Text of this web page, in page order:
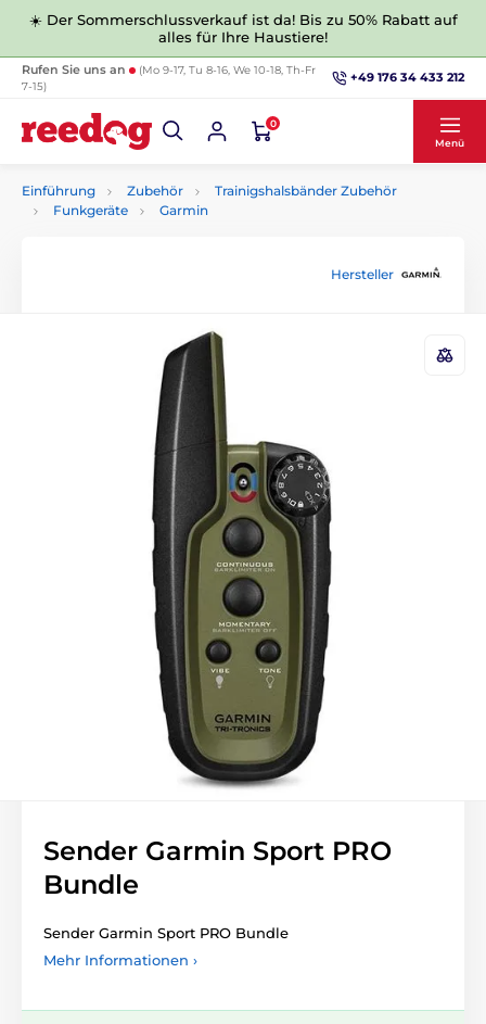
☀️ Der Sommerschlussverkauf ist da! Bis zu 50% Rabatt auf
alles für Ihre Haustiere!
Rufen Sie uns an
(Mo 9-17, Tu 8-16, We 10-18, Th-Fr
7-15)
+49 176 34 433 212
0
Menü
Einführung Zubehör
Trainigshalsbänder Zubehör
Funkgeräte
Garmin
Hersteller
Sender Garmin Sport PRO
Bundle
Sender Garmin Sport PRO Bundle
Mehr Informationen ›